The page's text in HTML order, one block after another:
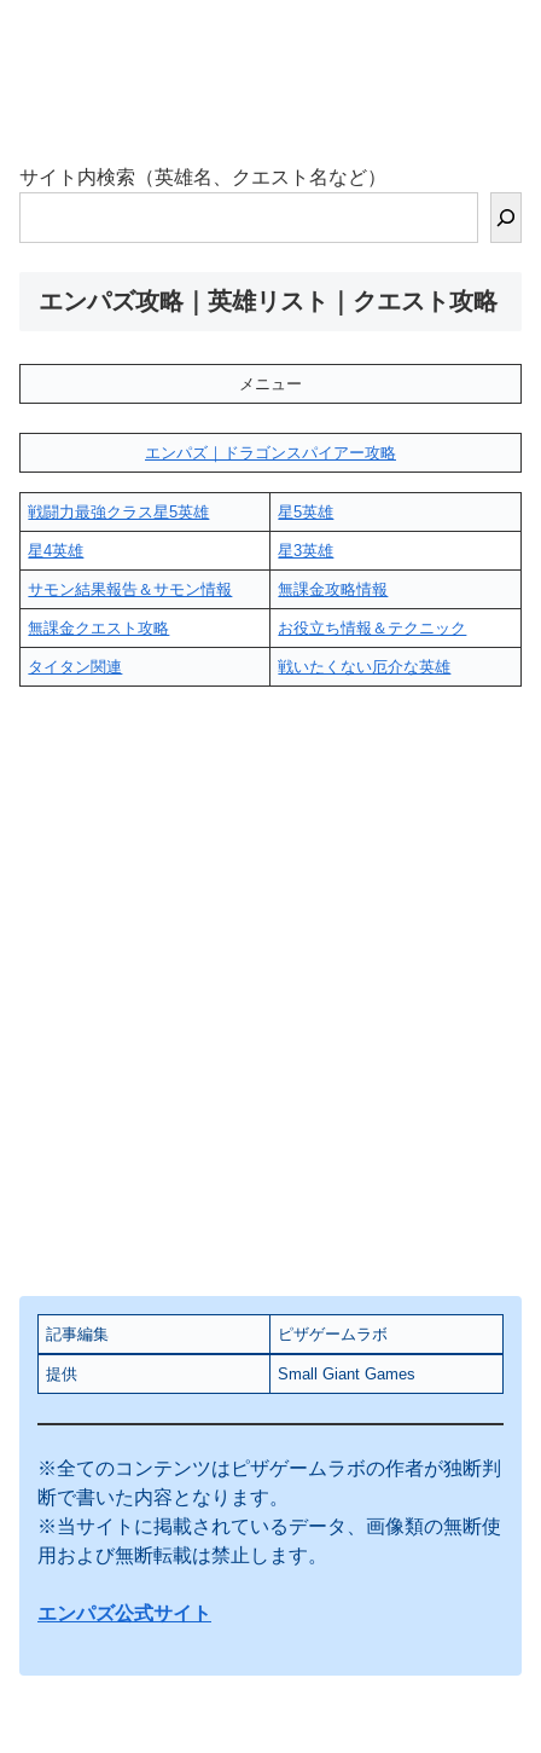
サイト内検索（英雄名、クエスト名など）
エンパズ攻略｜英雄リスト｜クエスト攻略
メニュー
エンパズ｜ドラゴンスパイアー攻略
戦闘力最強クラス星5英雄 星5英雄
星4英雄 星3英雄
サモン結果報告＆サモン情報 無課金攻略情報
無課金クエスト攻略 お役立ち情報＆テクニック
タイタン関連 戦いたくない厄介な英雄
記事編集 ピザゲームラボ
提供 Small Giant Games
※全てのコンテンツはピザゲームラボの作者が独断判
断で書いた内容となります。
※当サイトに掲載されているデータ、画像類の無断使
用および無断転載は禁止します。
エンパズ公式サイト